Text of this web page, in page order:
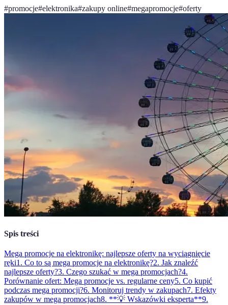
#promocje#elektronika#zakupy online#megapromocje#oferty
Spis treści
Mega promocje na elektronikę: najlepsze oferty na wyciągnięcie
ręki1. Co to są mega promocje na elektronikę?2. Jak znaleźć
najlepsze oferty?3. Czego szukać w mega promocjach?4.
Porównanie ofert: Mega promocje vs. regularne ceny5. Co kupić
podczas mega promocji?6. Monitoruj trendy w zakupach7. Efekty
zakupów w mega promocjach8. **💡 Wskazówki eksperta**9.